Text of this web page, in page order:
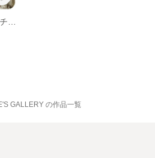
GALLERY の作品一覧